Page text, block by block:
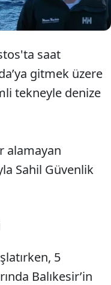
saat
gitmek üzere
tekneyle denize
alamayan
Sahil Güvenlik
5
Balıkesir’in